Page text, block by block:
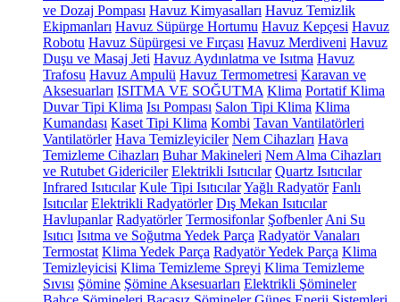
ve Dozaj Pompası Havuz Kimyasalları Havuz Temizlik
Ekipmanları Havuz Süpürge Hortumu Havuz Kepçesi Havuz
Robotu Havuz Süpürgesi ve Fırçası Havuz Merdiveni Havuz
Duşu ve Masaj Jeti Havuz Aydınlatma ve Isıtma Havuz
Trafosu Havuz Ampulü Havuz Termometresi Karavan ve
Aksesuarları ISITMA VE SOĞUTMA Klima Portatif Klima
Duvar Tipi Klima Isı Pompası Salon Tipi Klima Klima
Kumandası Kaset Tipi Klima Kombi Tavan Vantilatörleri
Vantilatörler Hava Temizleyiciler Nem Cihazları Hava
Temizleme Cihazları Buhar Makineleri Nem Alma Cihazları
ve Rutubet Gidericiler Elektrikli Isıtıcılar Quartz Isıtıcılar
Infrared Isıtıcılar Kule Tipi IsıtıcılarYağlı Radyatör Fanlı
Isıtıcılar Elektrikli Radyatörler Dış Mekan Isıtıcılar
Havlupanlar Radyatörler Termosifonlar Şofbenler Ani Su
Isıtıcı Isıtma ve Soğutma Yedek Parça Radyatör Vanaları
Termostat Klima Yedek Parça Radyatör Yedek Parça Klima
Temizleyicisi Klima Temizleme Spreyi Klima Temizleme
Sıvısı Şömine Şömine Aksesuarları Elektrikli Şömineler